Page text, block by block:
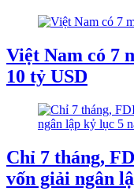
Việt Nam có 7
10 tỷ USD
Chỉ 7 tháng,
vốn giải ngân